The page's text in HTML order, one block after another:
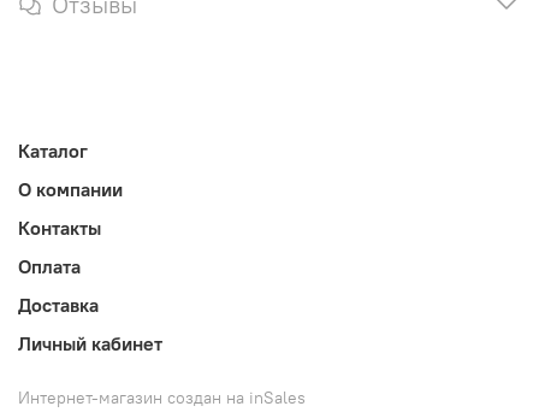
Каталог
О компании
Контакты
Оплата
Доставка
Личный кабинет
Интернет-магазин создан на inSales